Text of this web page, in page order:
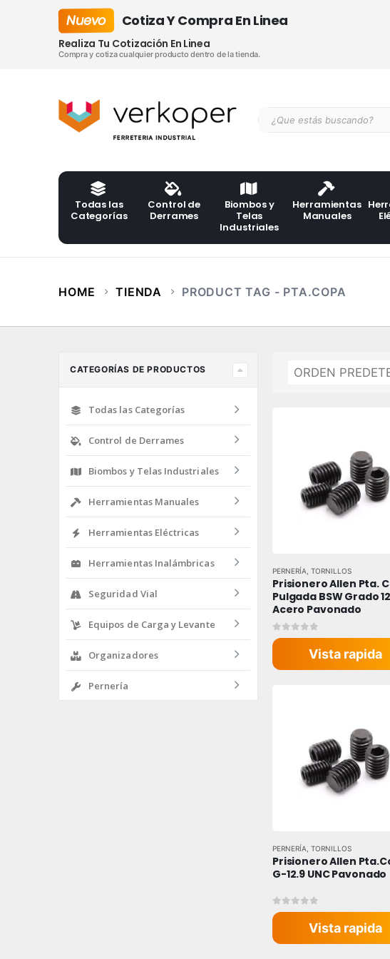
Nuevo Cotiza Y Compra En Linea
Realiza Tu Cotización En Linea
Compra y cotiza cualquier producto dentro de la tienda.
Todas las
Categorías
Control de
Derrames
Biombos y
Telas
Industriales
Herramientas
Manuales
HOME TIENDA PRODUCT TAG - PTA.COPA
PERNERÍA TORNILLOS
Prisionero Allen Pta.
Pulgada BSW Grado
Acero Pavonado
0out of 5
Vista rapida
PERNERÍA TORNILLOS
Prisionero Allen
G-12.9 UNC Pavonado
0out of 5
Vista rapida
CATEGORÍAS DE PRODUCTOS
Todas las Categorías
Control de Derrames
Biombos y Telas Industriales
Herramientas Manuales
Herramientas Eléctricas
Herramientas Inalámbricas
Seguridad Vial
Equipos de Carga y Levante
Organizadores
Pernería